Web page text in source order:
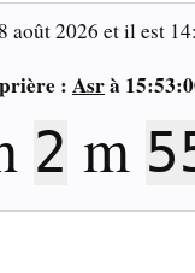
8 août 2026 et il est
:Asrà
2 m